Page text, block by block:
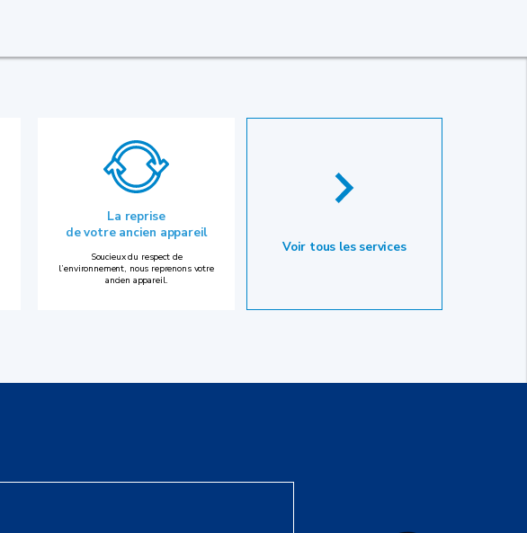
La reprise
de votre ancien appareil
Soucieux du respect de
l’environnement, nous reprenons votre
ancien appareil.
Voir tous les services